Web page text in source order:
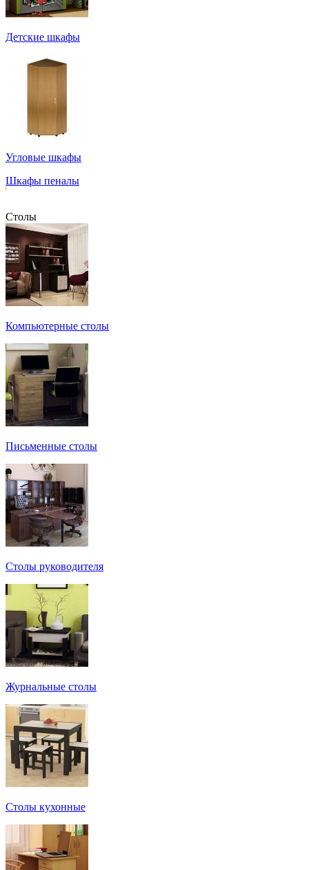
Детские шкафы
Угловые шкафы
Шкафы пеналы
Столы
Компьютерные столы
Письменные столы
Столы руководителя
Журнальные столы
Столы кухонные